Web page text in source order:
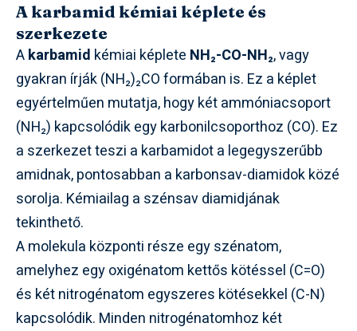
A karbamid kémiai képlete és
szerkezete
Akarbamid kémiai képlete NH₂-CO-NH₂, vagy
gyakran írják (NH₂)₂CO formában is. Ez a képlet
egyértelműen mutatja, hogy két ammóniacsoport
(NH₂) kapcsolódik egy karbonilcsoporthoz (CO). Ez
a szerkezet teszi a karbamidot a legegyszerűbb
amidnak, pontosabban a karbonsav-diamidok közé
sorolja. Kémiailag a szénsav diamidjának
tekinthető.
A molekula központi része egy szénatom,
amelyhez egy oxigénatom kettős kötéssel (C=O)
és két nitrogénatom egyszeres kötésekkel (C-N)
kapcsolódik. Minden nitrogénatomhoz két